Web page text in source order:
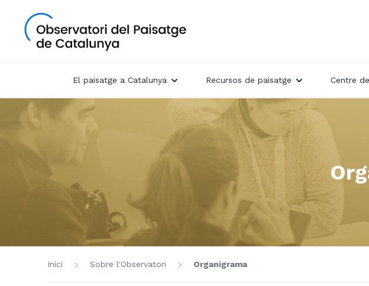
El paisatge a Catalunya Recursos de paisatge Centre
Inici Sobre l'Observatori Organigrama